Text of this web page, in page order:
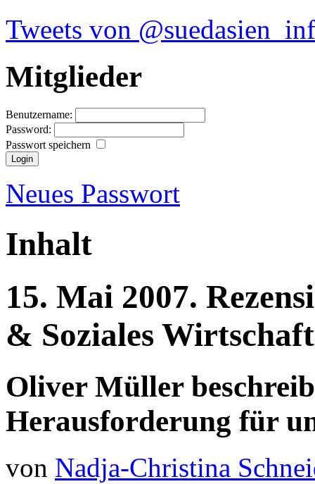
Tweets von
Mitglieder
Benutzername:
Password:
Passwort speichern
Neues Passwort
Inhalt
15. Mai 2007.
& Soziales
Oliver Müller
Herausforderung für
von Nadja-Christina